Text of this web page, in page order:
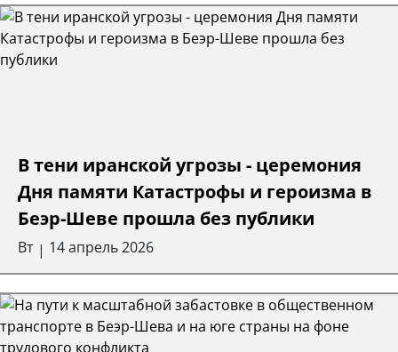
В тени иранской угрозы - церемония
Дня памяти Катастрофы и героизма в
Беэр-Шеве прошла без публики
Вт | 14 апрель 2026